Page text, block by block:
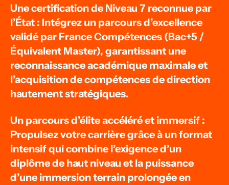
Une certification de Niveau 7 reconnue par
l’État : Intégrez un parcours d’excellence
validé par France Compétences (Bac+5 /
Équivalent Master), garantissant une
reconnaissance académique maximale et
l’acquisition de compétences de direction
hautement stratégiques.
Un parcours d’élite accéléré et immersif :
Propulsez votre carrière grâce à un format
intensif qui combine l’exigence d’un
diplôme de haut niveau et la puissance
d’une immersion terrain prolongée en